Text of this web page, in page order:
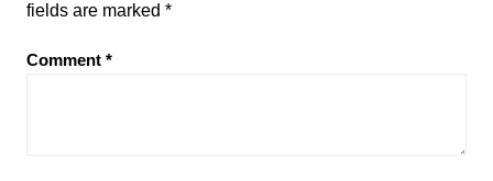
fields are marked *
Comment *